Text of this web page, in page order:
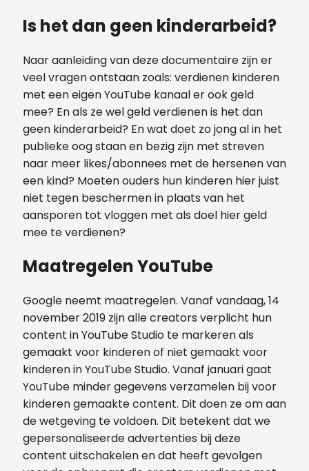
Is het dan geen kinderarbeid?
Naar aanleiding van deze documentaire zijn er
veel vragen ontstaan zoals: verdienen kinderen
met een eigen YouTube kanaal er ook geld
mee? En als ze wel geld verdienen is het dan
geen kinderarbeid? En wat doet zo jong al in het
publieke oog staan en bezig zijn met streven
naar meer likes/abonnees met de hersenen van
een kind? Moeten ouders hun kinderen hier juist
niet tegen beschermen in plaats van het
aansporen tot vloggen met als doel hier geld
mee te verdienen?
Maatregelen YouTube
Google neemt maatregelen. Vanaf vandaag, 14
november 2019 zijn alle creators verplicht hun
content in YouTube Studio te markeren als
gemaakt voor kinderen of niet gemaakt voor
kinderen in YouTube Studio. Vanaf januari gaat
YouTube minder gegevens verzamelen bij voor
kinderen gemaakte content. Dit doen ze om aan
de wetgeving te voldoen. Dit betekent dat we
gepersonaliseerde advertenties bij deze
content uitschakelen en dat heeft gevolgen